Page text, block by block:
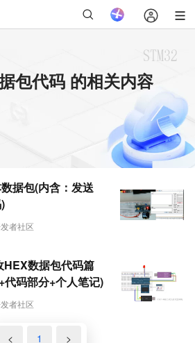
包代码 的相关内容
者社区
据包(内含：发送
者社区
数据包代码篇
码部分+个人笔记)
< 1 >